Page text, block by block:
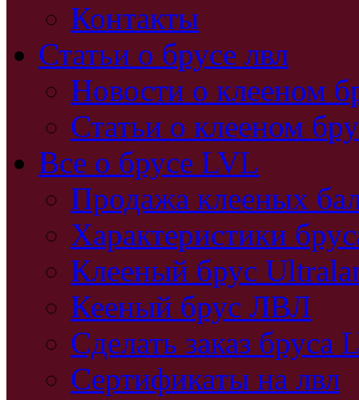
Контакты
Статьи о брусе лвл
Новости о клееном
Статьи о клееном
Все о брусе LVL
Продажа клееных
Характеристики
Клееный брус
Кееный брус ЛВЛ
Сделать заказ бруса
Сертификаты на лвл